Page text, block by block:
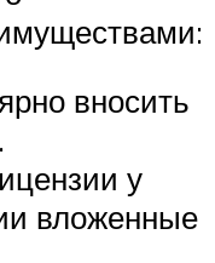
вносить
у
вложенные